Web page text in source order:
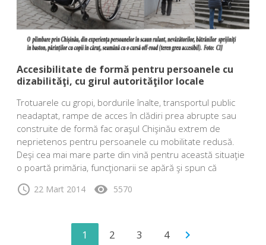
Accesibilitate de formă pentru persoanele cu
dizabilităţi, cu girul autorităţilor locale
Trotuarele cu gropi, bordurile înalte, transportul public
neadaptat, rampe de acces în clădiri prea abrupte sau
construite de formă fac oraşul Chişinău extrem de
neprietenos pentru persoanele cu mobilitate redusă.
Deşi cea mai mare parte din vină pentru această situaţie
o poartă primăria, funcţionarii se apără şi spun că
schedule 22 Mart 2014 visibility 5570
1 2 3 4 chevron_right